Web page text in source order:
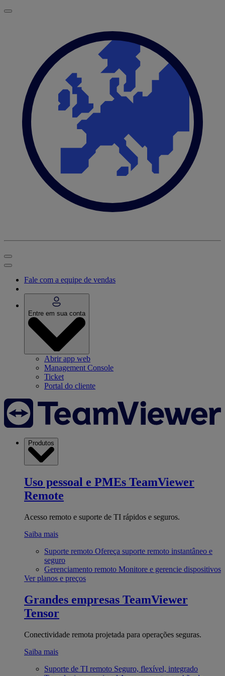
Fale com a equipe de vendas
Entre em sua conta
Abrir app web
Management Console
Ticket
Portal do cliente
Produtos
Uso pessoal e PMEs TeamViewer
Remote
Acesso remoto e suporte de TI rápidos e seguros.
Saiba mais
Suporte remoto Ofereça suporte remoto instantâneo e
seguro
Gerenciamento remoto Monitore e gerencie dispositivos
Ver planos e preços
Grandes empresas TeamViewer
Tensor
Conectividade remota projetada para operações seguras.
Saiba mais
Suporte de TI remoto Seguro, flexível, integrado